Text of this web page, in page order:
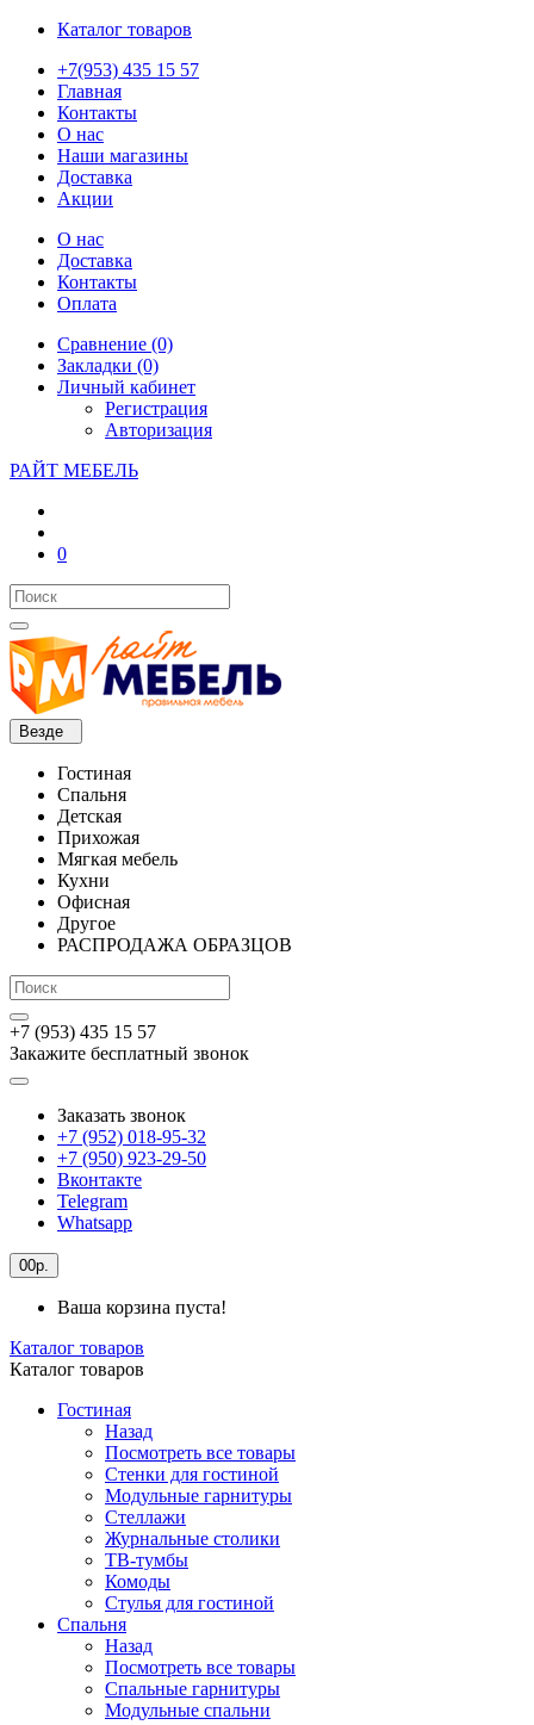
Каталог товаров
+7(953) 435 15 57
Главная
Контакты
О нас
Наши магазины
Доставка
Акции
О нас
Доставка
Контакты
Оплата
Сравнение (0)
Закладки (0)
Личный кабинет
Регистрация
Авторизация
РАЙТ МЕБЕЛЬ
0
Везде
Гостиная
Спальня
Детская
Прихожая
Мягкая мебель
Кухни
Офисная
Другое
РАСПРОДАЖА ОБРАЗЦОВ
+7 (953) 435 15 57
Закажите бесплатный звонок
Заказать звонок
+7 (952) 018-95-32
+7 (950) 923-29-50
Вконтакте
Telegram
Whatsapp
00р.
Ваша корзина пуста!
Каталог товаров
Каталог товаров
Гостиная
Назад
Посмотреть все товары
Стенки для гостиной
Модульные гарнитуры
Стеллажи
Журнальные столики
ТВ-тумбы
Комоды
Стулья для гостиной
Спальня
Назад
Посмотреть все товары
Спальные гарнитуры
Модульные спальни